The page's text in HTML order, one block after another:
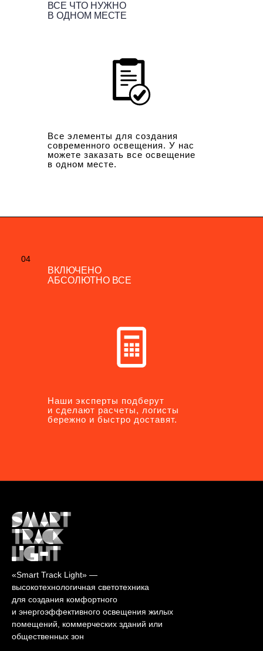
ВСЕ ЧТО НУЖНО
В ОДНОМ МЕСТЕ
Все элементы для создания
современного освещения. У нас
можете заказать все освещение
в одном месте.
04
ВКЛЮЧЕНО
АБСОЛЮТНО ВСЕ
Наши эксперты подберут
и сделают расчеты, логисты
бережно и быстро доставят.
04
ВКЛЮЧЕНО
АБСОЛЮТНО ВСЕ
Наши эксперты подберут
и сделают расчеты, логисты
бережно и быстро доставят.
«Smart Track Light» —
высокотехнологичная светотехника
для создания комфортного
и энергоэффективного освещения жилых
помещений, коммерческих зданий или
общественных зон